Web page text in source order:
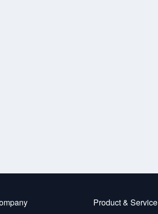
Product & Service